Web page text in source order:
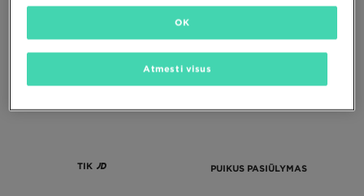
TIK PUIKUS PASIŪLYMAS
Atmesti visus
OK